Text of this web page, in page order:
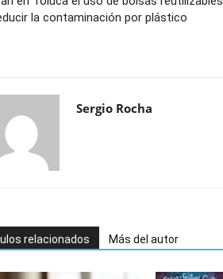
la contaminación por plástico
Sergio Rocha
relacionados Más del autor